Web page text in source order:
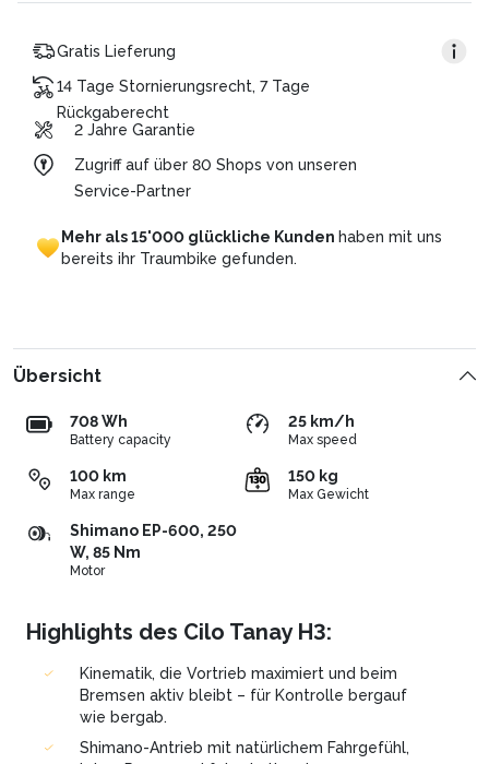
Gratis Lieferung
14 Tage Stornierungsrecht, 7 Tage
Rückgaberecht
2 Jahre Garantie
Zugriff auf über 80 Shops von unseren
Service-Partner
Mehr als15'000 glückliche Kunden haben mit uns
bereits ihr Traumbike gefunden.
Übersicht
708 Wh
Battery capacity
25 km/h
Max speed
100 km
Max range
150 kg
Max Gewicht
Shimano EP-600, 250
W, 85 Nm
Motor
Highlights des Cilo Tanay H3:
Kinematik, die Vortrieb maximiert und beim
Bremsen aktiv bleibt – für Kontrolle bergauf
wie bergab.
Shimano-Antrieb mit natürlichem Fahrgefühl,